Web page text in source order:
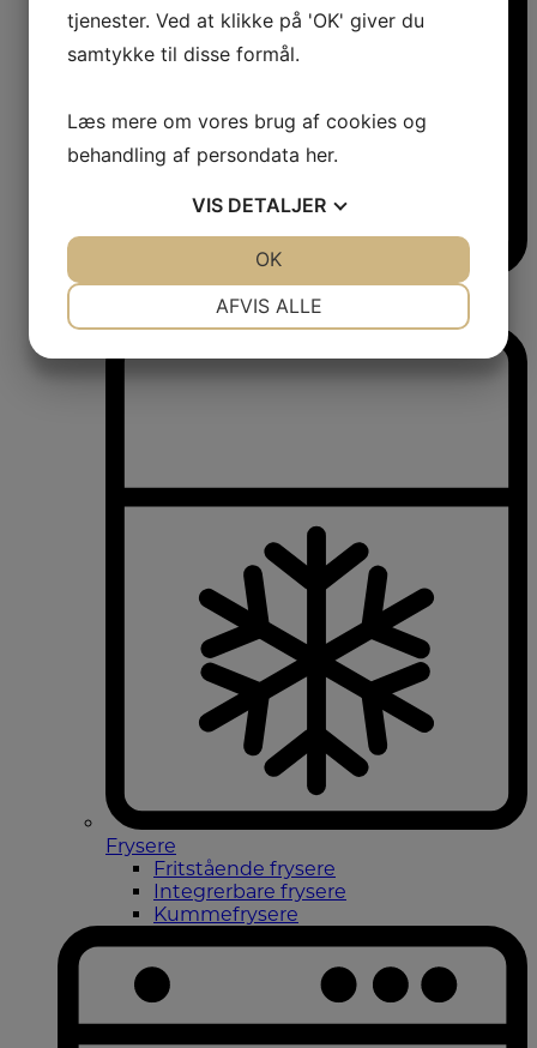
Vinkøleskabe
Vinkøleskabe
Frysere
Fritstående frysere
Integrerbare frysere
Kummefrysere
tjenester. Ved at klikke på 'OK' giver du
samtykke til disse formål.
Læs mere om vores brug af cookies og
behandling af persondata her.
VIS DETALJER
AFVIS ALLE
OK